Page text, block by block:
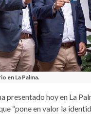
en La Palma.
presentado hoy en La
“pone en valor la